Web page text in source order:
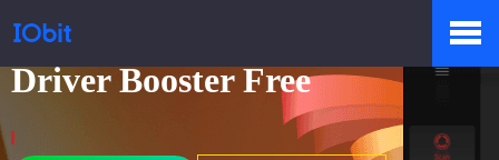
Driver Booster Free